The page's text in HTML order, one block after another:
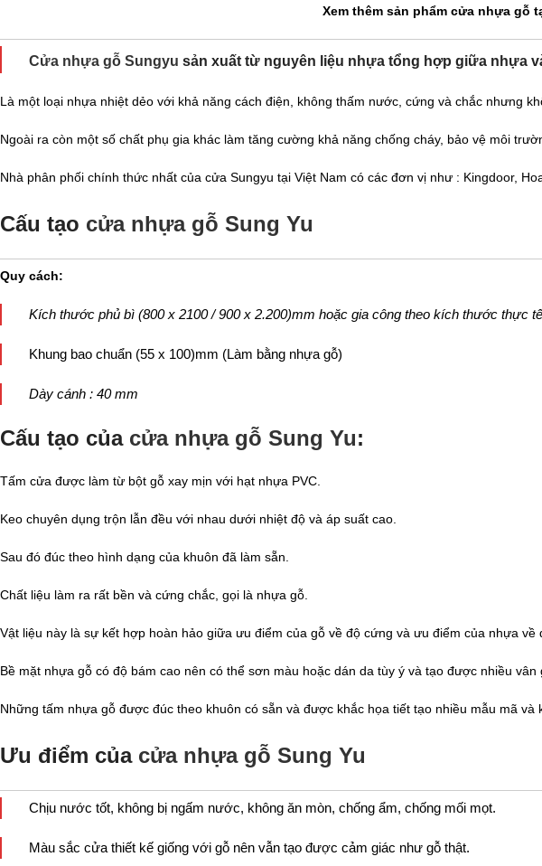
Xem thêm sản phẩm cửa nhựa gỗ
Cửa nhựa gỗ Sungyu sản xuất từ nguyên liệu nhựa tổng hợp giữa nhựa
Là một loại nhựa nhiệt dẻo với khả năng cách điện, không thấm nước, cứng và chắc nhưng
Ngoài ra còn một số chất phụ gia khác làm tăng cường khả năng chống cháy, bảo vệ môi
Nhà phân phối chính thức nhất của cửa Sungyu tại Việt Nam có các đơn vị như : Kingdoor,
Cấu tạo cửa nhựa gỗ Sung Yu
Quy cách:
Kích thước phủ bì (800 x 2100 / 900 x 2.200)mm hoặc gia công theo kích thước thực
Khung bao chuẩn (55 x 100)mm (Làm bằng nhựa gỗ)
Dày cánh : 40 mm
Cấu tạo của cửa nhựa gỗ Sung Yu:
Tấm cửa được làm từ bột gỗ xay mịn với hạt nhựa PVC.
Keo chuyên dụng trộn lẫn đều với nhau dưới nhiệt độ và áp suất cao.
Sau đó đúc theo hình dạng của khuôn đã làm sẵn.
Chất liệu làm ra rất bền và cứng chắc, gọi là nhựa gỗ.
Vật liệu này là sự kết hợp hoàn hảo giữa ưu điểm của gỗ về độ cứng và ưu điểm của nhựa về
Bề mặt nhựa gỗ có độ bám cao nên có thể sơn màu hoặc dán da tùy ý và tạo được nhiều vân
Những tấm nhựa gỗ được đúc theo khuôn có sẵn và được khắc họa tiết tạo nhiều mẫu mã và
Ưu điểm của cửa nhựa gỗ Sung Yu
Chịu nước tốt, không bị ngấm nước, không ăn mòn, chống ẩm, chống mối mọt.
Màu sắc cửa thiết kế giống với gỗ nên vẫn tạo được cảm giác như gỗ thật.